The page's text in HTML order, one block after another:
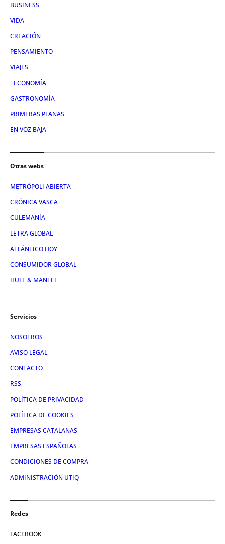
BUSINESS
VIDA
CREACIÓN
PENSAMIENTO
VIAJES
+ECONOMÍA
GASTRONOMÍA
PRIMERAS PLANAS
EN VOZ BAJA
Otras webs
METRÓPOLI ABIERTA
CRÓNICA VASCA
CULEMANÍA
LETRA GLOBAL
ATLÁNTICO HOY
CONSUMIDOR GLOBAL
HULE & MANTEL
Servicios
NOSOTROS
AVISO LEGAL
CONTACTO
RSS
POLÍTICA DE PRIVACIDAD
POLÍTICA DE COOKIES
EMPRESAS CATALANAS
EMPRESAS ESPAÑOLAS
CONDICIONES DE COMPRA
ADMINISTRACIÓN UTIQ
Redes
FACEBOOK